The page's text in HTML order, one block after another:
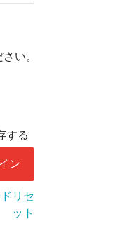
い。
する
リセ
ット